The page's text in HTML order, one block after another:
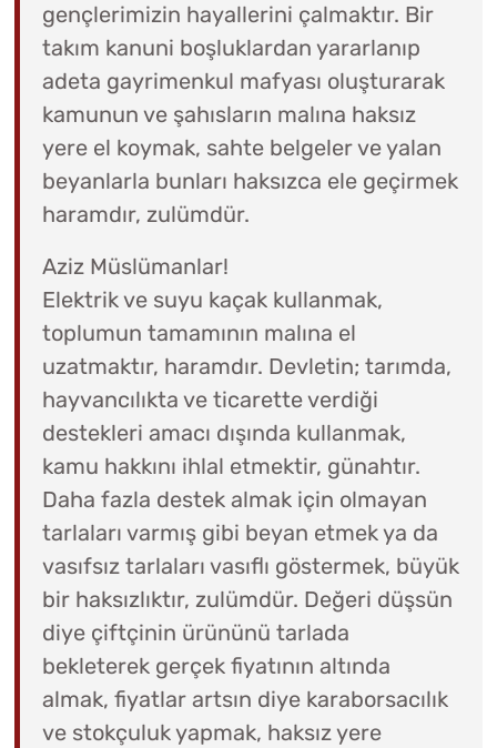
gençlerimizin hayallerini çalmaktır. Bir
takım kanuni boşluklardan yararlanıp
adeta gayrimenkul mafyası oluşturarak
kamunun ve şahısların malına haksız
yere el koymak, sahte belgeler ve yalan
beyanlarla bunları haksızca ele geçirmek
haramdır, zulümdür.
Aziz Müslümanlar!
Elektrik ve suyu kaçak kullanmak,
toplumun tamamının malına el
uzatmaktır, haramdır. Devletin; tarımda,
hayvancılıkta ve ticarette verdiği
destekleri amacı dışında kullanmak,
kamu hakkını ihlal etmektir, günahtır.
Daha fazla destek almak için olmayan
tarlaları varmış gibi beyan etmek ya da
vasıfsız tarlaları vasıflı göstermek, büyük
bir haksızlıktır, zulümdür. Değeri düşsün
diye çiftçinin ürününü tarlada
bekleterek gerçek fiyatının altında
almak, fiyatlar artsın diye karaborsacılık
ve stokçuluk yapmak, haksız yere